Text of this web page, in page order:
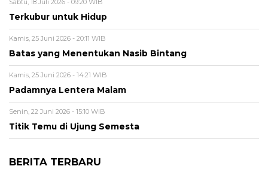
Sabtu, 18 Juli 2026 - 09:20 WIB
Terkubur untuk Hidup
Kamis, 25 Juni 2026 - 20:11 WIB
Batas yang Menentukan Nasib Bintang
Kamis, 25 Juni 2026 - 14:21 WIB
Padamnya Lentera Malam
Senin, 22 Juni 2026 - 15:10 WIB
Titik Temu di Ujung Semesta
BERITA TERBARU